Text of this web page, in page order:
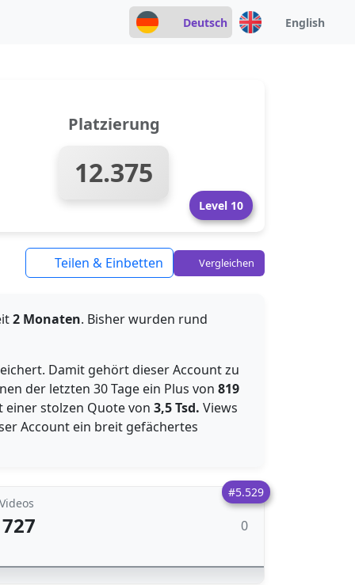
Deutsch English
Platzierung
12.375
Level 10
Teilen & Einbetten Vergleichen
2 Monaten. Bisher wurden rund
Damit gehört dieser Account zu
der letzten 30 Tage ein Plus von 819
stolzen Quote von 3,5 Tsd. Views
Account ein breit gefächertes
#5.529
Videos
727 0